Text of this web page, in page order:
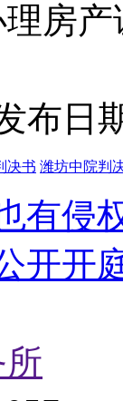
房
布日
决书 潍坊中院判
有侵
开开